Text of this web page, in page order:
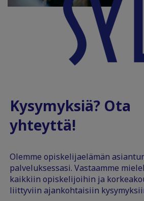
Kysymyksiä? Ota
yhteyttä!
Olemme opiskelijaelämän
palveluksessasi. Vastaamme
kaikkiin opiskelijoihin ja
liittyviin ajankohtaisiin